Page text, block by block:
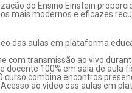
do Ensino Einstein
mais modernos e eficazes
das aulas em plataforma
com transmissão ao vivo
docente 100% em sala de aula
curso combina encontros
Acesso ao video das aulas em